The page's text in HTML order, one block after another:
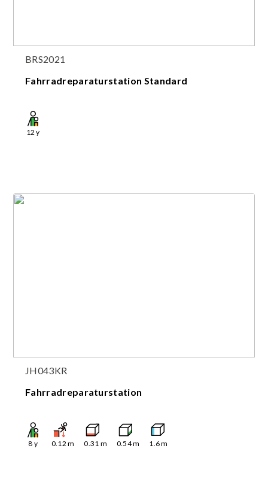
BRS2021
Fahrradreparaturstation Standard
12 y
JH043KR
Fahrradreparaturstation
8 y 0.12 m 0.31 m 0.54m 1.6m